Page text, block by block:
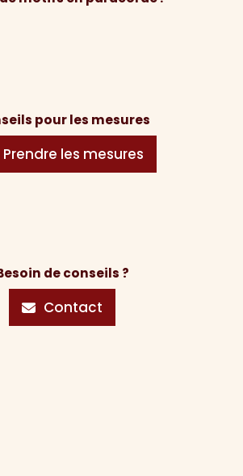
pour les mesures
Prendre les mesures
de conseils ?
Contact